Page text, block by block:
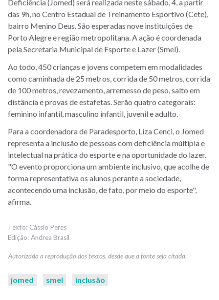
Deficiência (Jomed) será realizada neste sábado, 4, a partir
das 9h, no Centro Estadual de Treinamento Esportivo (Cete),
bairro Menino Deus. São esperadas nove instituições de
Porto Alegre e região metropolitana. A ação é coordenada
pela Secretaria Municipal de Esporte e Lazer (Smel).
Ao todo, 450 crianças e jovens competem em modalidades
como caminhada de 25 metros, corrida de 50 metros, corrida
de 100 metros, revezamento, arremesso de peso, salto em
distância e provas de estafetas. Serão quatro categorais:
feminino infantil, masculino infantil, juvenil e adulto.
Para a coordenadora de Paradesporto, Liza Cenci, o Jomed
representa a inclusão de pessoas com deficiência múltipla e
intelectual na prática do esporte e na oportunidade do lazer.
"O evento proporciona um ambiente inclusivo, que acolhe de
forma representativa os alunos perante a sociedade,
acontecendo uma inclusão, de fato, por meio do esporte",
afirma.
Cássio Peres
Andrea Brasil
jomed smel inclusão